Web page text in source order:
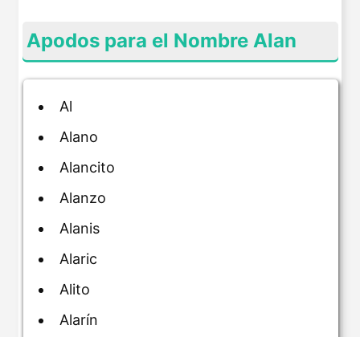
Apodos para el Nombre Alan
Al
Alano
Alancito
Alanzo
Alanis
Alaric
Alito
Alarín